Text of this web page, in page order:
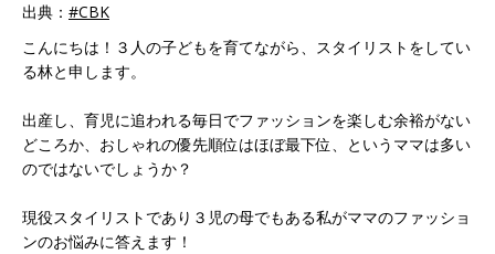
出典： #CBK
こんにちは！３人の子どもを育てながら、スタイリストをしてい
る林と申します。
出産し、育児に追われる毎日でファッションを楽しむ余裕がない
どころか、おしゃれの優先順位はほぼ最下位、というママは多い
のではないでしょうか？
現役スタイリストであり３児の母でもある私がママのファッショ
ンのお悩みに答えます！